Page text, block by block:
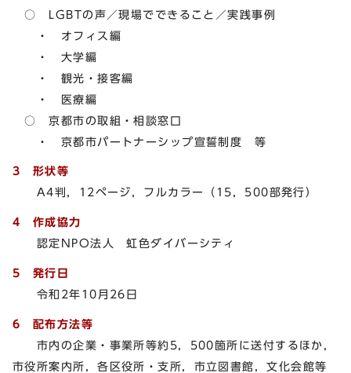
○ LGBTの声／現場でできること／実践事例
・ オフィス編
・ 大学編
・ 観光・接客編
・ 医療編
○ 京都市の取組・相談窓口
・ 京都市パートナーシップ宣誓制度 等
3 形状等
A4判，12ページ，フルカラー（15，500部発行）
4 作成協力
認定NPO法人 虹色ダイバーシティ
5 発行日
令和2年10月26日
6 配布方法等
市内の企業・事業所等約5，500箇所に送付するほか，
市役所案内所，各区役所・支所，市立図書館，文化会館等